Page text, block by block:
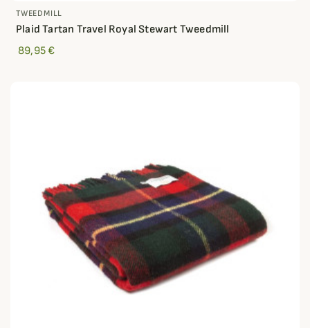
TWEEDMILL
Plaid Tartan Travel Royal Stewart Tweedmill
89,95 €